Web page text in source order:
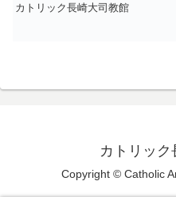
カトリック長崎大司教館
カトリック
Copyright © Catholic